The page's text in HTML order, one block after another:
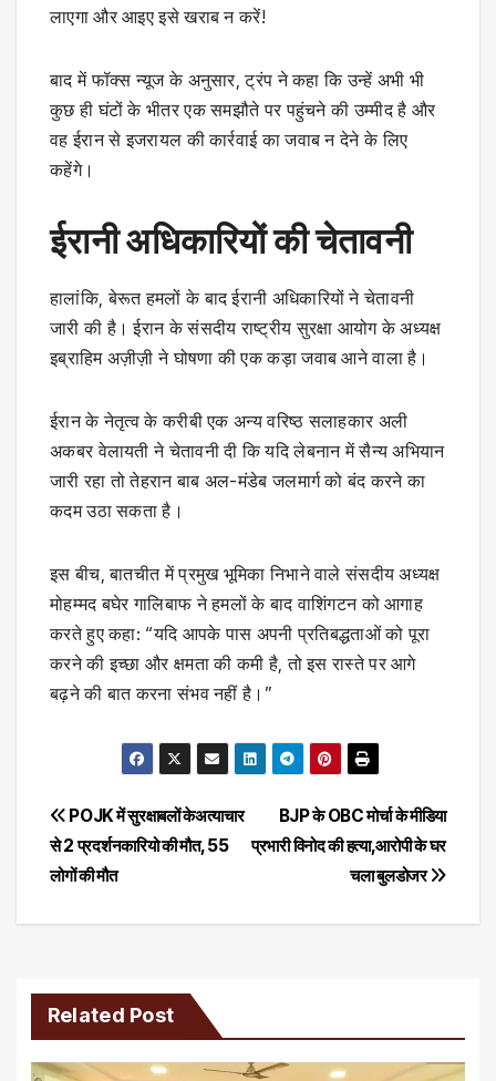
लाएगा और आइए इसे खराब न करें!
बाद में फॉक्स न्यूज के अनुसार, ट्रंप ने कहा कि उन्हें अभी भी
कुछ ही घंटों के भीतर एक समझौते पर पहुंचने की उम्मीद है और
वह ईरान से इजरायल की कार्रवाई का जवाब न देने के लिए
कहेंगे।
ईरानी अधिकारियों की चेतावनी
हालांकि, बेरूत हमलों के बाद ईरानी अधिकारियों ने चेतावनी
जारी की है। ईरान के संसदीय राष्ट्रीय सुरक्षा आयोग के अध्यक्ष
इब्राहिम अज़ीज़ी ने घोषणा की एक कड़ा जवाब आने वाला है।
ईरान के नेतृत्व के करीबी एक अन्य वरिष्ठ सलाहकार अली
अकबर वेलायती ने चेतावनी दी कि यदि लेबनान में सैन्य अभियान
जारी रहा तो तेहरान बाब अल-मंडेब जलमार्ग को बंद करने का
कदम उठा सकता है।
इस बीच, बातचीत में प्रमुख भूमिका निभाने वाले संसदीय अध्यक्ष
मोहम्मद बघेर गालिबाफ ने हमलों के बाद वाशिंगटन को आगाह
करते हुए कहा: “यदि आपके पास अपनी प्रतिबद्धताओं को पूरा
करने की इच्छा और क्षमता की कमी है, तो इस रास्ते पर आगे
बढ़ने की बात करना संभव नहीं है।”
Post
navigation
BJP के OBC मोर्चा के मीडिया
प्रभारी विनोद की हत्या,आरोपी के घर
चला बुलडोजर
POJK में सुरक्षाबलों केअत्याचार
से 2 प्रदर्शनकारियो की मौत, 55
लोगों की मौत
Related Post